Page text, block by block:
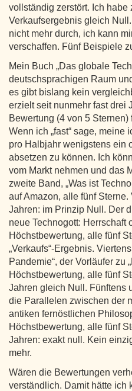
vollständig zerstört. Ich habe
Verkaufsergebnis gleich
nicht mehr durch, ich kann
verschaffen. Fünf Beispiele
Mein Buch „Das globale
deutschsprachigen Raum
es gibt bislang kein
erzielt seit nunmehr fast drei
Bewertung (4 von 5
Wenn ich „fast“ sage, meine
pro Halbjahr wenigstens ein
absetzen zu können. Ich
vom Markt nehmen und das
zweite Band, „Was ist
auf Amazon, alle fünf
Jahren: im Prinzip Null. Der
neue Technogott: Herrschaft
Höchstbewertung, alle fünf
„Verkaufs“-Ergebnis.
Pandemie“, der Vorläufer zu
Höchstbewertung, alle fünf
Jahren gleich Null. Fünftens
die Parallelen zwischen der
antiken fernöstlichen
Höchstbewertung, alle fünf
Jahren: exakt null. Kein
mehr.
Wären die Bewertungen
verständlich. Damit hätte ich